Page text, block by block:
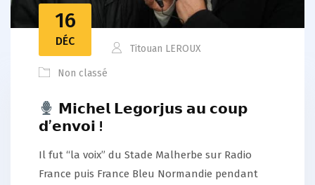
16
DÉC
Titouan LEROUX
Non classé
𝗠𝗶𝗰𝗵𝗲𝗹 𝗟𝗲𝗴𝗼𝗿𝗷𝘂𝘀 𝗮𝘂 𝗰𝗼𝘂𝗽
𝗱’𝗲𝗻𝘃𝗼𝗶 !
Il fut “la voix” du Stade Malherbe sur Radio
France puis France Bleu Normandie pendant